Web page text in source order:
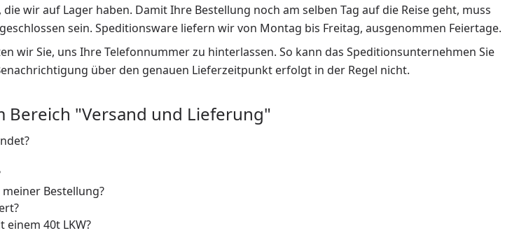
wir auf Lager haben. Damit Ihre Bestellung noch am selben Tag auf die Reise geht, muss
sein. Speditionsware liefern wir von Montag bis Freitag, ausgenommen Feiertage.
wir Sie, uns Ihre Telefonnummer zu hinterlassen. So kann das Speditionsunternehmen Sie
über den genauen Lieferzeitpunkt erfolgt in der Regel nicht.
Bereich "Versand und Lieferung"
Bestellung?
40t LKW?